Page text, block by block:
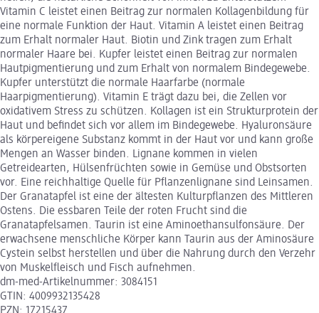
Vitamin C leistet einen Beitrag zur normalen Kollagenbildung für
eine normale Funktion der Haut. Vitamin A leistet einen Beitrag
zum Erhalt normaler Haut. Biotin und Zink tragen zum Erhalt
normaler Haare bei. Kupfer leistet einen Beitrag zur normalen
Hautpigmentierung und zum Erhalt von normalem Bindegewebe.
Kupfer unterstützt die normale Haarfarbe (normale
Haarpigmentierung). Vitamin E trägt dazu bei, die Zellen vor
oxidativem Stress zu schützen. Kollagen ist ein Strukturprotein der
Haut und befindet sich vor allem im Bindegewebe. Hyaluronsäure
als körpereigene Substanz kommt in der Haut vor und kann große
Mengen an Wasser binden. Lignane kommen in vielen
Getreidearten, Hülsenfrüchten sowie in Gemüse und Obstsorten
vor. Eine reichhaltige Quelle für Pflanzenlignane sind Leinsamen.
Der Granatapfel ist eine der ältesten Kulturpflanzen des Mittleren
Ostens. Die essbaren Teile der roten Frucht sind die
Granatapfelsamen. Taurin ist eine Aminoethansulfonsäure. Der
erwachsene menschliche Körper kann Taurin aus der Aminosäure
Cystein selbst herstellen und über die Nahrung durch den Verzehr
von Muskelfleisch und Fisch aufnehmen.
dm-med-Artikelnummer: 3084151
GTIN: 4009932135428